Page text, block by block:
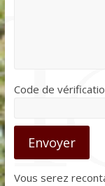
Code de
Vous serez